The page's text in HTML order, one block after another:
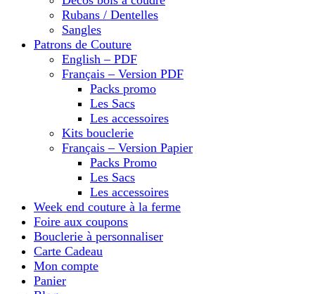
Rubans / Dentelles
Sangles
Patrons de Couture
English – PDF
Français – Version PDF
Packs promo
Les Sacs
Les accessoires
Kits bouclerie
Français – Version Papier
Packs Promo
Les Sacs
Les accessoires
Week end couture à la ferme
Foire aux coupons
Bouclerie à personnaliser
Carte Cadeau
Mon compte
Panier